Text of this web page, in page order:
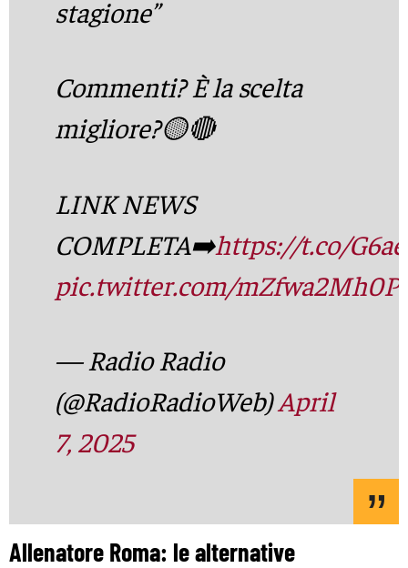
stagione”
Commenti? È la scelta
migliore?🟡🔴
LINK NEWS
COMPLETA➡️https://t.co/
pic.twitter.com/mZfwa2Mh0P
— Radio Radio
(@RadioRadioWeb)April
7, 2025
Allenatore Roma: le alternative